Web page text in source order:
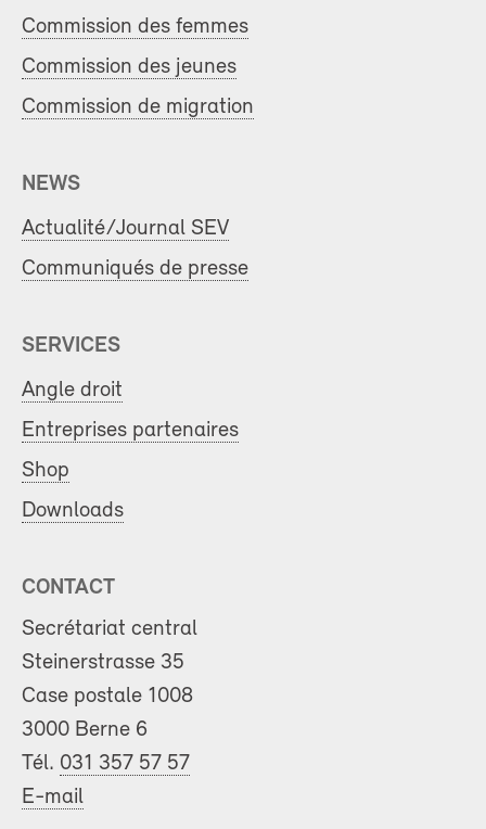
Commission des femmes
Commission des jeunes
Commission de migration
NEWS
Actualité/Journal SEV
Communiqués de presse
SERVICES
Angle droit
Entreprises partenaires
Shop
Downloads
CONTACT
Secrétariat central
Steinerstrasse 35
Case postale 1008
3000 Berne 6
Tél. 031 357 57 57
E-mail